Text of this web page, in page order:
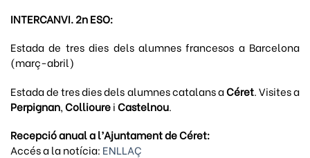
INTERCANVI. 2n ESO:
Estada de tres dies dels alumnes francesos a Barcelona
(març-abril)
Estada de tres dies dels alumnes catalans aCéret. Visites a
Perpignan,CollioureiCastelnou.
Recepció anual a l’Ajuntament de Céret:
Accés a la notícia: ENLLAÇ